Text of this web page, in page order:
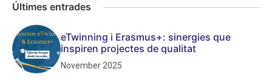
Últimes entrades
eTwinning i Erasmus+: sinergies que
inspiren projectes de qualitat
November 2025